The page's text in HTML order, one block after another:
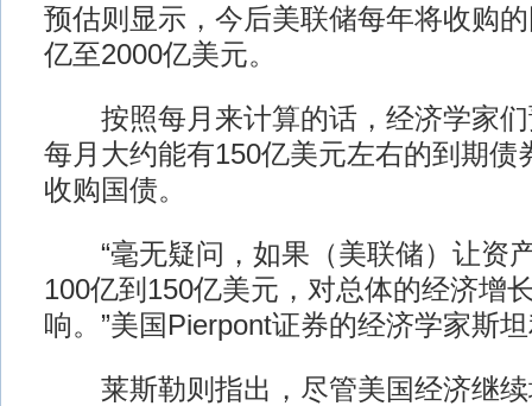
预估则显示，今后美联储每年将收购
亿至2000亿美元。
按照每月来计算的话，经济学家们
每月大约能有150亿美元左右的到期债
收购国债。
“毫无疑问，如果（美联储）让资
100亿到150亿美元，对总体的经济增
响。”美国Pierpont证券的经济学家斯
莱斯勒则指出，尽管美国经济继续